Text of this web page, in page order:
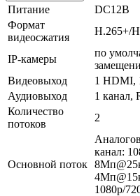
Питание
DC12В
Формат
видеосжатия
H.265+/
IP-камеры
по
Видеовыход
1 HDMI,
Аудиовыход
1
Количество
потоков
2
Основной поток
канал:
1080p/